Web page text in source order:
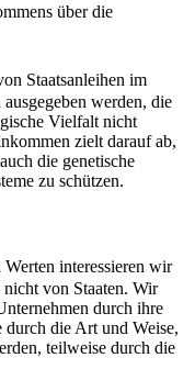
über die
Staatsanleihen im
werden, die
Vielfalt nicht
zielt darauf ab,
die genetische
zu schützen.
Werten interessieren wir
von Staaten. Wir
durch ihre
durch die Art und Weise,
teilweise durch die